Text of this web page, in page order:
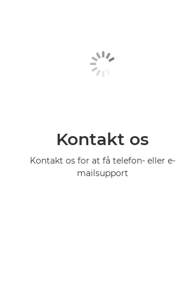
Kontakt os
Kontakt os for at få telefon- eller e-
mailsupport